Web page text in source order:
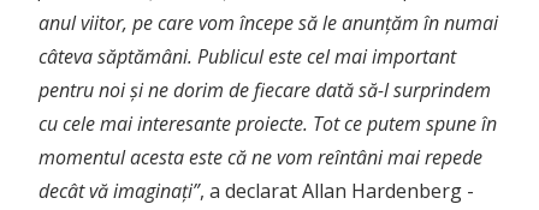
anul viitor, pe care vom începe să le anunțăm în numai
câteva săptămâni. Publicul este cel mai important
pentru noiși ne dorim de fiecare dată să-l surprindem
cu cele mai interesante proiecte. Tot ce putem spune în
momentul acesta este că ne vom reîntâni mai repede
decât vă imaginați”, a declarat Allan Hardenberg -